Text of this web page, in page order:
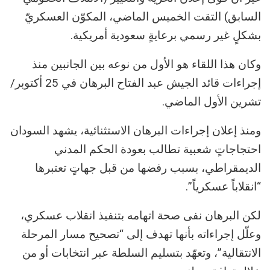
السابق) التقت الخميس الماضي، المكوّن العسكريّ
بشكلٍ غير رسمي برعايةٍ سعودية أمريكية.
وكان هذا اللقاء هو الأول من نوعه بين الجانبين منذ
إجراءات قائد الجيش عبد الفتاح البرهان في 25 أكتوبر/
تشرين الأول الماضي.
ومنذ إعلان إجراءات البرهان الاستثنائية، يشهد السودان
احتجاجاتٍ شعبية تطالب بعودة الحكم المدني
الديمقراطي، بسبب رفضها من قبل جهاتٍ تعتبرها
“انقلاباً عسكرياً”.
لكن البرهان نفى صحة اتهامه بتنفيذ انقلاب عسكري،
وعلّل إجراءاته بأنها تهدف إلى “تصحيح مسار المرحلة
الانتقالية”، وتعهّد بتسليم السلطة عبر انتخابات أو من